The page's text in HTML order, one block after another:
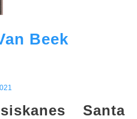
Beek
Santa